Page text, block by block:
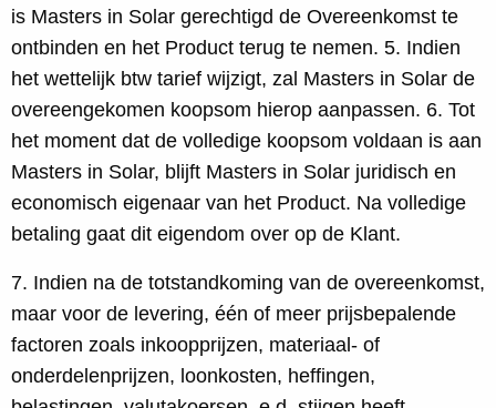
is Masters in Solar gerechtigd de Overeenkomst te
ontbinden en het Product terug te nemen. 5. Indien
het wettelijk btw tarief wijzigt, zal Masters in Solar de
overeengekomen koopsom hierop aanpassen. 6. Tot
het moment dat de volledige koopsom voldaan is aan
Masters in Solar, blijft Masters in Solar juridisch en
economisch eigenaar van het Product. Na volledige
betaling gaat dit eigendom over op de Klant.
7. Indien na de totstandkoming van de overeenkomst,
maar voor de levering, één of meer prijsbepalende
factoren zoals inkoopprijzen, materiaal- of
onderdelenprijzen, loonkosten, heffingen,